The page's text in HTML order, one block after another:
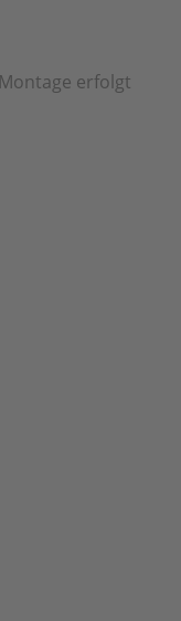
erfolgt